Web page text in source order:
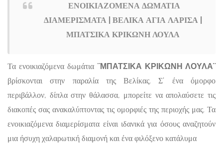
ΕΝΟΙΚΙΑΖΟΜΕΝΑ ΔΩΜΑΤΙΑ
ΔΙΑΜΕΡΙΣΜΑΤΑ | ΒΕΛΙΚΑ ΑΓΙΑ ΛΑΡΙΣΑ |
ΜΠΑΤΣΙΚΑ ΚΡΙΚΩΝΗ ΛΟΥΛΑ
Τα ενοικιαζόμενα δωμάτια ¨ΜΠΑΤΣΙΚΑ ΚΡΙΚΩΝΗ ΛΟΥΛΑ¨
βρίσκονται στην παραλία της Βελίκας. Σ’ ένα όμορφο
περιβάλλον, δίπλα στην θάλασσα, μπορείτε να απολαύσετε τις
διακοπές σας ανακαλύπτοντας τις ομορφιές της περιοχής μας. Τα
ενοικιαζόμενα διαμερίσματα είναι ιδανικά για όσους αναζητούν
μια ήσυχη χαλαρωτική διαμονή και ένα φιλόξενο κατάλυμα